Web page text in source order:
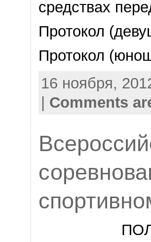
средствах
Протокол
Протокол
16 ноября,
| Comments